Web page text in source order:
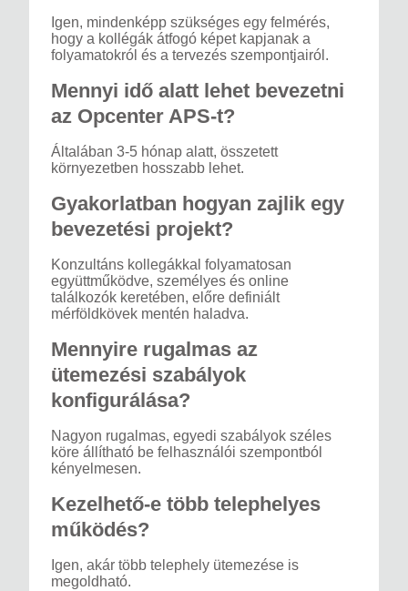
Igen, mindenképp szükséges egy felmérés,
hogy a kollégák átfogó képet kapjanak a
folyamatokról és a tervezés szempontjairól.
Mennyi idő alatt lehet bevezetni
az Opcenter APS-t?
Általában 3-5 hónap alatt, összetett
környezetben hosszabb lehet.
Gyakorlatban hogyan zajlik egy
bevezetési projekt?
Konzultáns kollegákkal folyamatosan
együttműködve, személyes és online
találkozók keretében, előre definiált
mérföldkövek mentén haladva.
Mennyire rugalmas az
ütemezési szabályok
konfigurálása?
Nagyon rugalmas, egyedi szabályok széles
köre állítható be felhasználói szempontból
kényelmesen.
Kezelhető-e több telephelyes
működés?
Igen, akár több telephely ütemezése is
megoldható.